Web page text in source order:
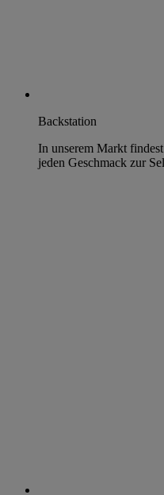
Backstation
In unserem Markt
jeden Geschmack zur